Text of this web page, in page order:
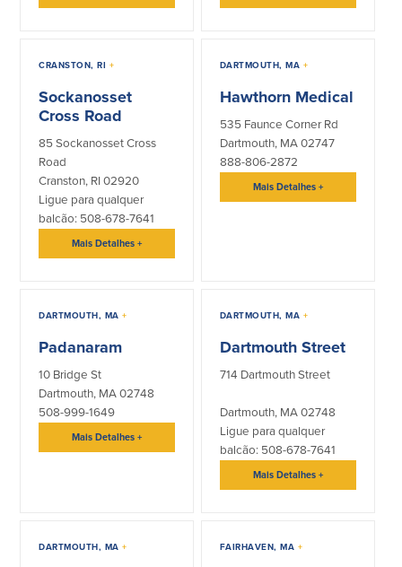
Gabinete de Empréstimo Providence
Parcerias de Desenvolvimento de
Pagamentos de empréstimos on-line
iBanking
Reordenar Cheques
Quem somos
Quem somos
Locais dos balcões em MA e RI
Afiliados
Priority Funding
Políticas
Política de privacidade
Declaração de exoneração de
responsabilidade
CRANSTON, RI +
Sockanosset
Cross Road
85 Sockanosset Cross
Road
Cranston, RI 02920
Ligue para qualquer
balcão: 508-678-7641
Mais Detalhes+
DARTMOUTH, MA +
Hawthorn Medical
535 Faunce Corner Rd
Dartmouth, MA 02747
888-806-2872
Mais Detalhes +
DARTMOUTH, MA+
Padanaram
10 Bridge St
Dartmouth, MA 02748
508-999-1649
Mais Detalhes+
DARTMOUTH, MA +
Dartmouth Street
714 Dartmouth Street
Dartmouth, MA 02748
Ligue para qualquer
balcão: 508-678-7641
Mais Detalhes +
DARTMOUTH, MA+ FAIRHAVEN, MA +